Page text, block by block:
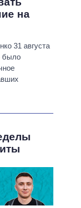
на
31 августа
было